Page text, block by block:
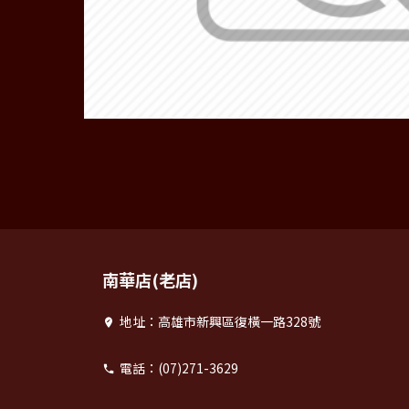
南華店(老店)
地址：高雄市新興區復橫一路328號
電話：(07)271-3629